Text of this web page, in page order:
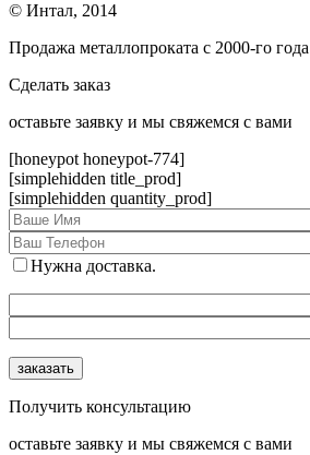
© Интал, 2014
Продажа металлопроката с 2000-го года
Сделать заказ
оcтавьте заявку и мы свяжемся с вами
[honeypot honeypot-774]
[simplehidden title_prod]
[simplehidden quantity_prod]
Нужна доставка.
Получить консультацию
оcтавьте заявку и мы свяжемся с вами